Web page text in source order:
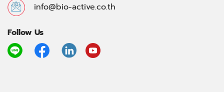
info@bio-active.co.th
Follow Us